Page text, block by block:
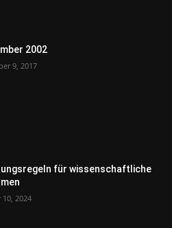
2002
9, 2017
für wissenschaftliche
10, 2024